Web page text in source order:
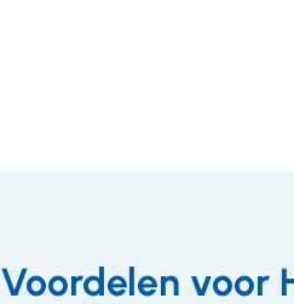
Voordelen voor